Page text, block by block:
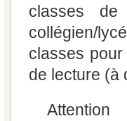
classes
collégien/
classes
de lecture (à